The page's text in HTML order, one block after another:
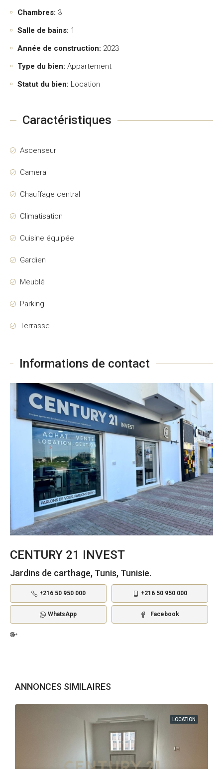
Chambres: 3
Salle de bains: 1
Année de construction: 2023
Type du bien: Appartement
Statut du bien: Location
Caractéristiques
Ascenseur
Camera
Chauffage central
Climatisation
Cuisine équipée
Gardien
Meublé
Parking
Terrasse
Informations de contact
CENTURY 21 INVEST
Jardins de carthage, Tunis, Tunisie.
+216 50 950 000 +216 50 950 000
WhatsApp Facebook
ANNONCES SIMILAIRES
LOCATION